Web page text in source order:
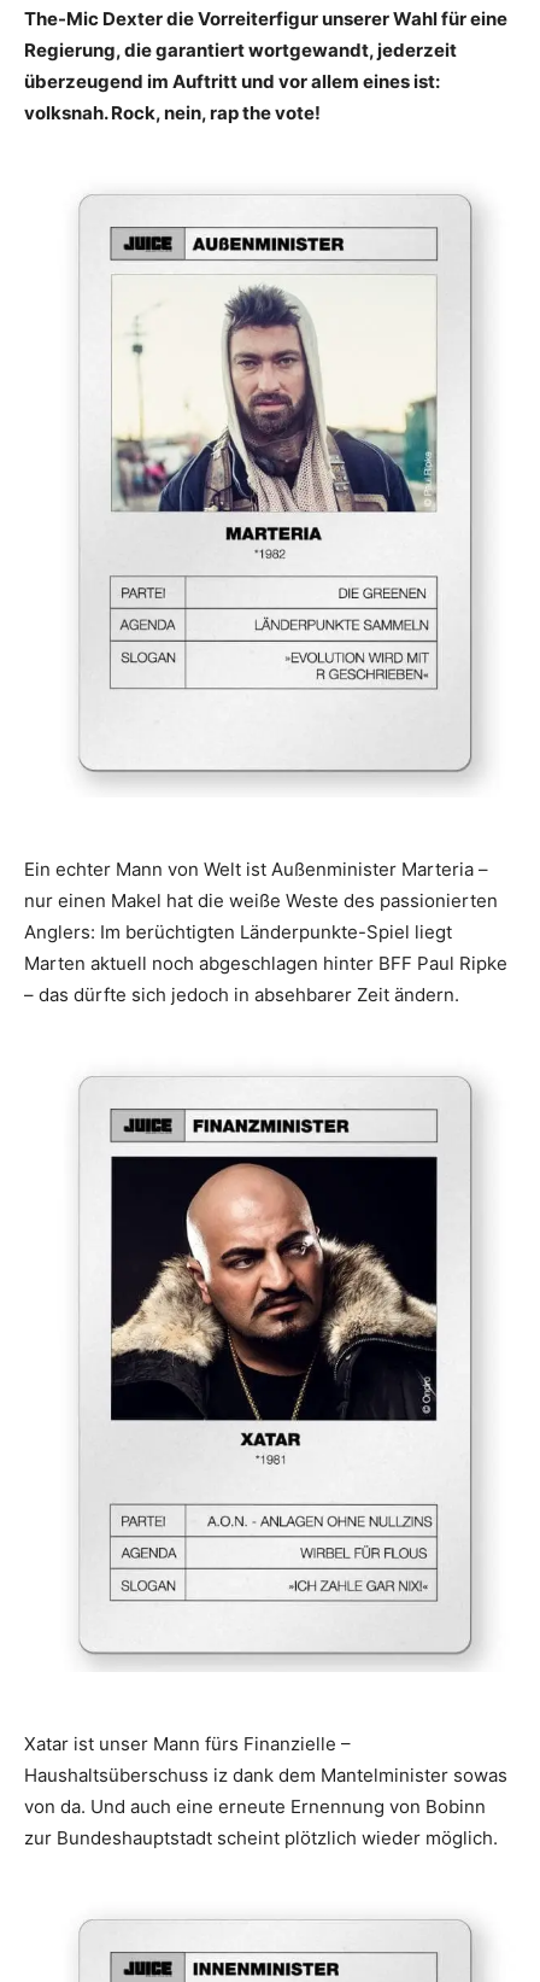
The-Mic Dexter die Vorreiterfigur unserer Wahl für eine
Regierung, die garantiert wortgewandt, jederzeit
überzeugend im Auftritt und vor allem eines ist:
volksnah. Rock, nein, rap the vote!
Ein echter Mann von Welt ist Außenminister Marteria –
nur einen Makel hat die weiße Weste des passionierten
Anglers: Im berüchtigten Länderpunkte-Spiel liegt
Marten aktuell noch abgeschlagen hinter BFF Paul Ripke
– das dürfte sich jedoch in absehbarer Zeit ändern.
Xatar ist unser Mann fürs Finanzielle –
Haushaltsüberschuss iz dank dem Mantelminister sowas
von da. Und auch eine erneute Ernennung von Bobinn
zur Bundeshauptstadt scheint plötzlich wieder möglich.